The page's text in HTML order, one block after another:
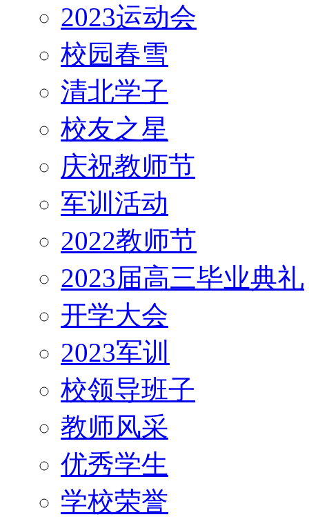
2023运动会
校园春雪
清北学子
校友之星
庆祝教师节
军训活动
2022教师节
2023届高三毕业典礼
开学大会
2023军训
校领导班子
教师风采
优秀学生
学校荣誉